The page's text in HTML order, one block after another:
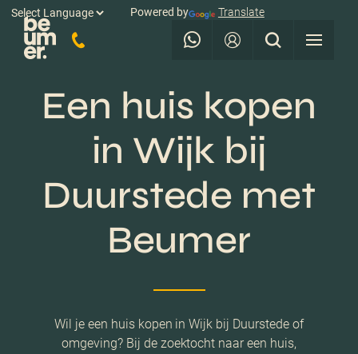
Powered by Translate
Een huis kopen
in Wijk bij
Duurstede met
Beumer
Wil je een huis kopen in Wijk bij Duurstede of
omgeving? Bij de zoektocht naar een huis,